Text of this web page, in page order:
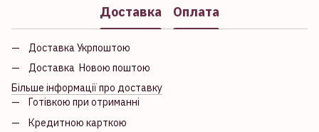
Доставка Оплата
Доставка Укрпоштою
Доставка Новою поштою
Більше інформації про доставку
Готівкою при отриманні
Кредитною карткою